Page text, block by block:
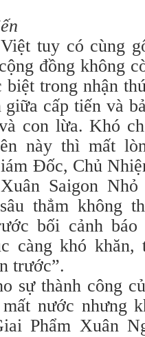
tuy có cùng
đồng không
trong nhận
giữa cấp tiến và
con lừa. Khó
này thì mất
Đốc, Chủ
Saigon
thẳm không
bối cảnh
càng khó khăn,
trước”.
sự thành công
nước nhưng
Phẩm Xuân